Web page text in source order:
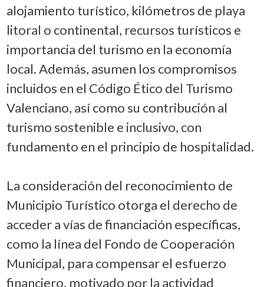
alojamiento turístico, kilómetros de playa
litoral o continental, recursos turísticos e
importancia del turismo en la economía
local. Además, asumen los compromisos
incluidos en el Código Ético del Turismo
Valenciano, así como su contribución al
turismo sostenible e inclusivo, con
fundamento en el principio de hospitalidad.
La consideración del reconocimiento de
Municipio Turístico otorga el derecho de
acceder a vías de financiación específicas,
como la línea del Fondo de Cooperación
Municipal, para compensar el esfuerzo
financiero, motivado por la actividad